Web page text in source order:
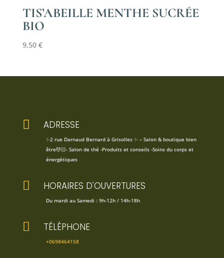
TIS’ABEILLE MENTHE SUCRÉE
BIO
9,50 €
 ADRESSE
✨2 rue Darnaud Bernard à Grisolles ✨ – Salon & boutique bien
être💆🏻- Salon de thé -Produits et conseils -Soins du corps et
énergétiques
 HORAIRES D'OUVERTURES
Du mardi au Samedi : 9h-12h / 14h-18h
 TÉLÉPHONE
+0698464158